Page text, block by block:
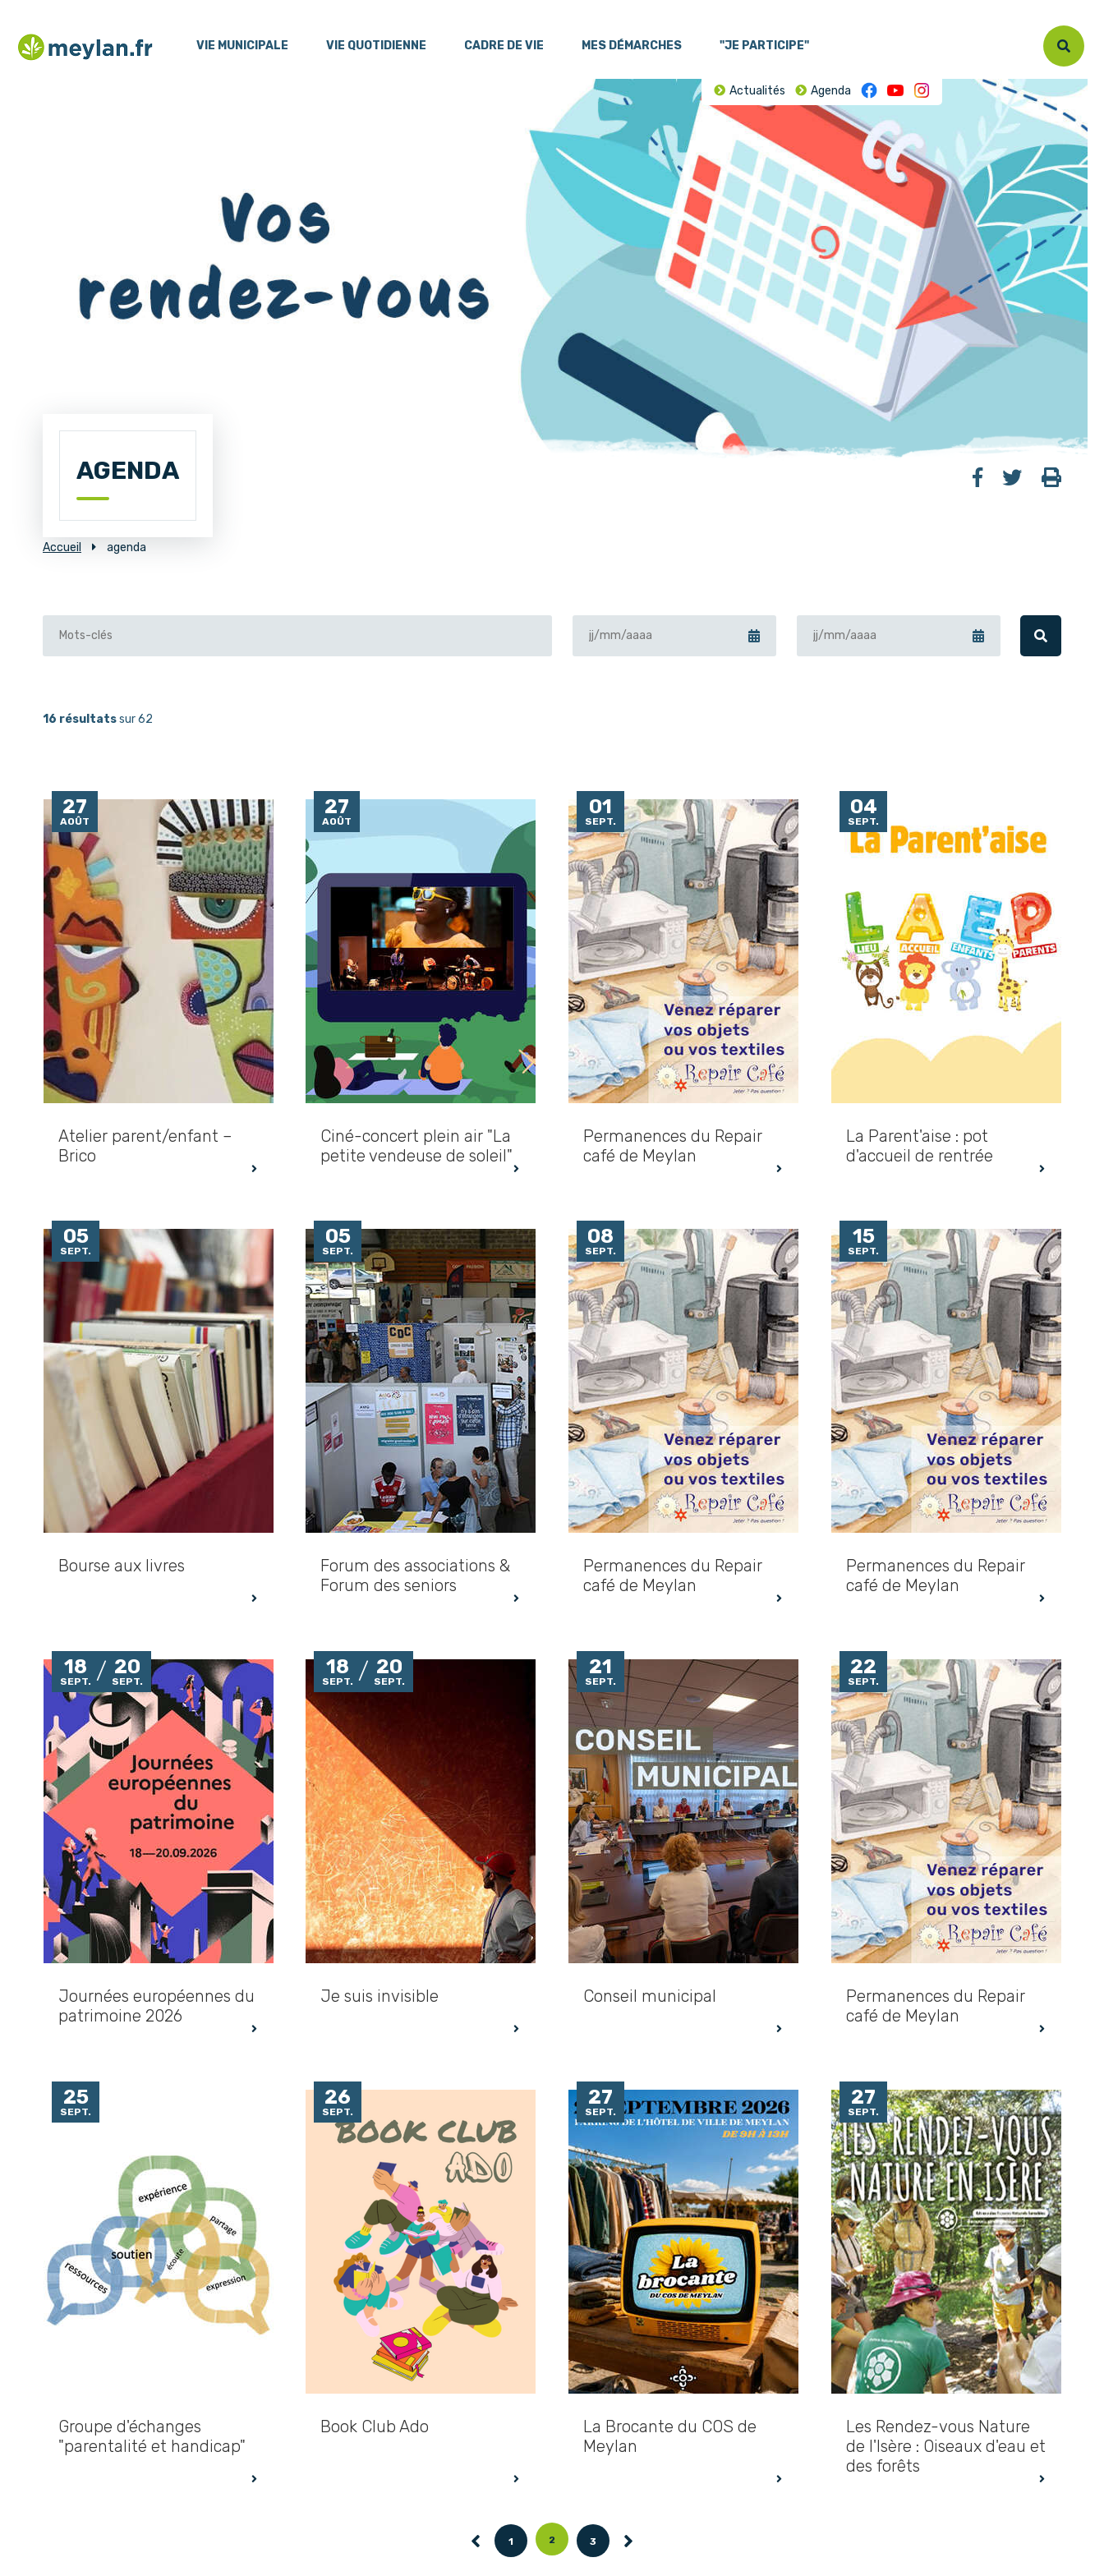
VIE MUNICIPALE VIE QUOTIDIENNE CADRE DE VIE MES DÉMARCHES "JE PARTICIPE"
Actualités Agenda
AGENDA
Accueil agenda
16 résultatssur 62
27
AOÛT
Atelier parent/enfant –
Brico
27
AOÛT
Ciné-concert plein air "La
petite vendeuse de soleil"
01
SEPT.
Permanences du Repair
café de Meylan
04
SEPT.
La Parent'aise : pot
d'accueil de rentrée
05
SEPT.
Bourse aux livres
05
SEPT.
Forum des associations &
Forum des seniors
08
SEPT.
Permanences du Repair
café de Meylan
15
SEPT.
Permanences du Repair
café de Meylan
18
SEPT.
20
SEPT.
Journées européennes du
patrimoine 2026
18
SEPT.
20
SEPT.
Je suis invisible
21
SEPT.
Conseil municipal
22
SEPT.
Permanences du Repair
café de Meylan
25
SEPT.
Groupe d'échanges
"parentalité et handicap"
26
SEPT.
Book Club Ado
27
SEPT.
La Brocante du COS de
Meylan
27
SEPT.
Les Rendez-vous Nature
de l'Isère : Oiseaux d'eau et
des forêts
Précédente
1 2 3